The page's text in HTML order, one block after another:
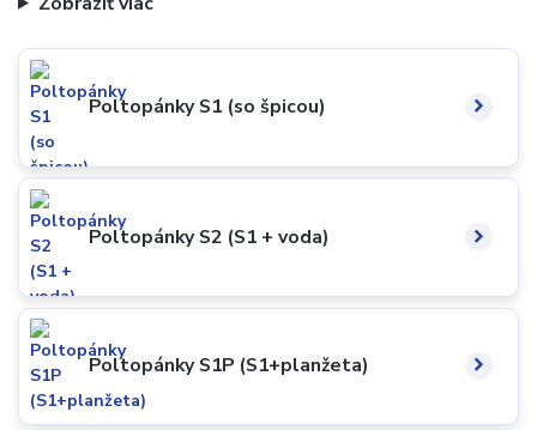
Poltopánky S1 (so špicou)
Poltopánky S2 (S1 + voda)
Poltopánky S1P (S1+planžeta)